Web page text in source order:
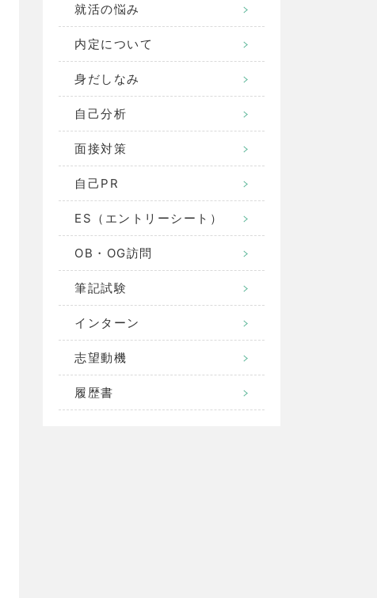
就活の悩み
内定について
身だしなみ
自己分析
面接対策
自己PR
ES（エントリーシート）
OB・OG訪問
筆記試験
インターン
志望動機
履歴書